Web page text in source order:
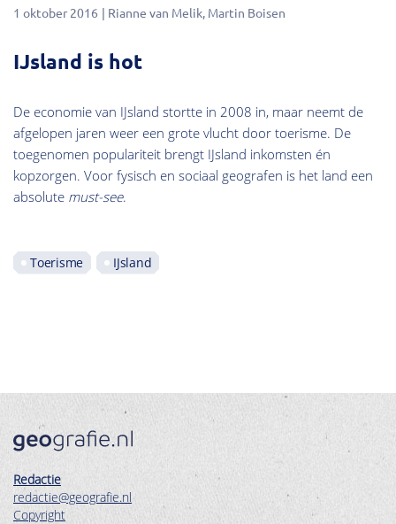
1 oktober 2016 Rianne van Melik Martin Boisen
IJsland is hot
De economie van IJsland stortte in 2008 in, maar neemt de
afgelopen jaren weer een grote vlucht door toerisme. De
toegenomen populariteit brengt IJsland inkomsten én
kopzorgen. Voor fysisch en sociaal geografen is het land een
absolute must-see.
Toerisme IJsland
Redactie
redactie@geografie.nl
Copyright